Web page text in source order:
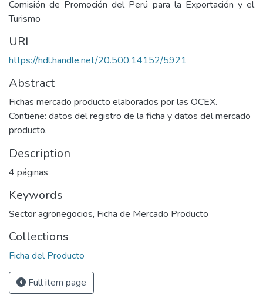
Comisión de Promoción del Perú para la Exportación y el
Turismo
URI
https://hdl.handle.net/20.500.14152/5921
Abstract
Fichas mercado producto elaborados por las OCEX.
Contiene: datos del registro de la ficha y datos del mercado
producto.
Description
4 páginas
Keywords
Sector agronegocios, Ficha de Mercado Producto
Collections
Ficha del Producto
Full item page